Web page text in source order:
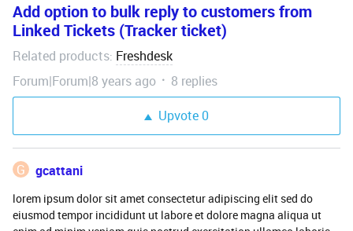
Add option to bulk reply to customers from
Linked Tickets (Tracker ticket)
Related products: Freshdesk
Forum|Forum|8 years ago
8 replies
Upvote0
G gcattani
lorem ipsum dolor sit amet consectetur adipiscing elit sed do
eiusmod tempor incididunt ut labore et dolore magna aliqua ut